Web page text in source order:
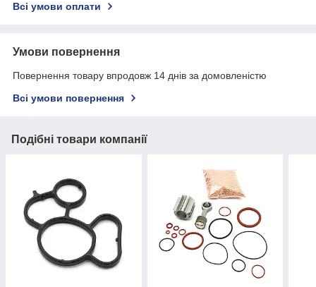
Всі умови оплати
Умови повернення
Повернення товару впродовж 14 днів за домовленістю
Всі умови повернення
Подібні товари компанії